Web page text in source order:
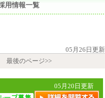
用情報一覧
05月26日更新
最後のページ>>
05月20日更新